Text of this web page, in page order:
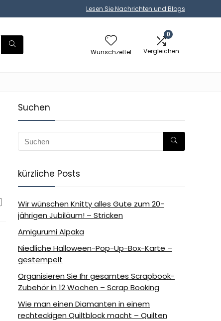
Lesen Sie Nachrichten und Blogs
Wunschzettel
0
Vergleichen
Suchen
kürzliche Posts
Wir wünschen Knitty alles Gute zum 20-
jährigen Jubiläum! – Stricken
Amigurumi Alpaka
Niedliche Halloween-Pop-Up-Box-Karte –
gestempelt
Organisieren Sie Ihr gesamtes Scrapbook-
Zubehör in 12 Wochen – Scrap Booking
Wie man einen Diamanten in einem
rechteckigen Quiltblock macht – Quilten